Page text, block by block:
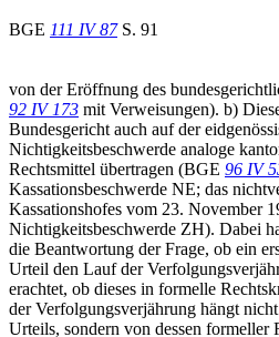
BGE 111 IV 87S. 91
von der Eröffnung des
92 IV 173 mit Verweisungen). b)
Bundesgericht auch auf der
Nichtigkeitsbeschwerde analoge
Rechtsmittel übertragen (BGE 96 IV
Kassationsbeschwerde NE; das
Kassationshofes vom 23. November
Nichtigkeitsbeschwerde ZH). Dabei
die Beantwortung der Frage, ob ein
Urteil den Lauf der
erachtet, ob dieses in formelle
der Verfolgungsverjährung hängt
Urteils, sondern von dessen formeller